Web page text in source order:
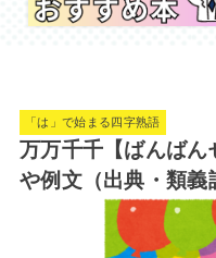
「は」で始まる四字熟語
万万千千【ばんば
や例文（出典・類義